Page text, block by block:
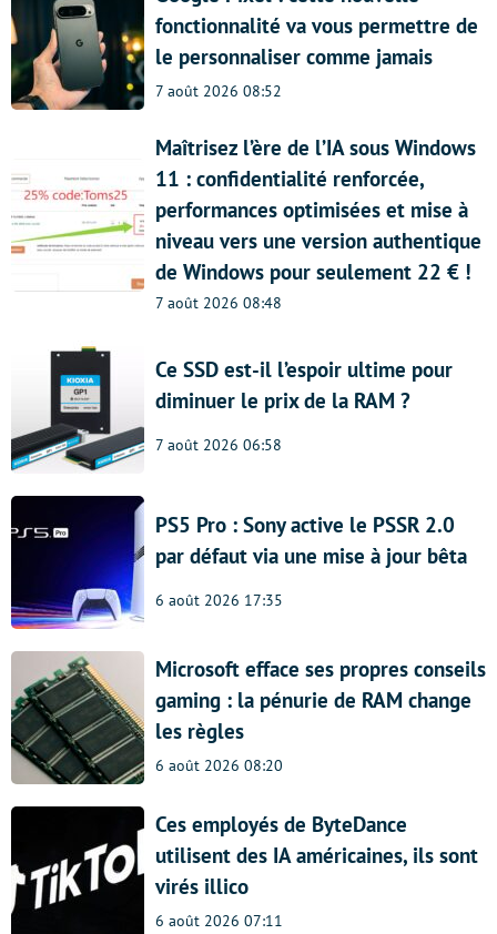
fonctionnalité va vous permettre de
le personnaliser comme jamais
7 août 2026 08:52
Maîtrisez l’ère de l’IA sous Windows
11 : confidentialité renforcée,
performances optimisées et mise à
niveau vers une version authentique
de Windows pour seulement 22 € !
7 août 2026 08:48
Ce SSD est-il l’espoir ultime pour
diminuer le prix de la RAM ?
7 août 2026 06:58
PS5 Pro : Sony active le PSSR 2.0
par défaut via une mise à jour bêta
6 août 2026 17:35
Microsoft efface ses propres conseils
gaming : la pénurie de RAM change
les règles
6 août 2026 08:20
Ces employés de ByteDance
utilisent des IA américaines, ils sont
virés illico
6 août 2026 07:11